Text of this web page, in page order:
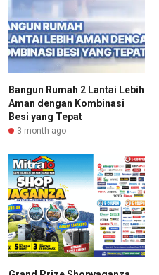
Bangun Rumah 2 Lantai Lebih
Aman dengan Kombinasi
Besi yang Tepat
3 month ago